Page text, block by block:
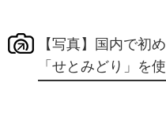
【写真】国内で初
「せとみどり」を